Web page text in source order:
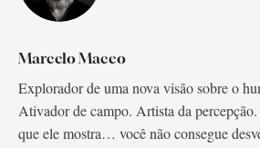
Marcelo Maceo
Explorador de uma nova visão sobre o
Ativador de campo. Artista da
que ele mostra… você não consegue